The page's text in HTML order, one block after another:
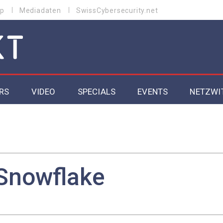
Mediadaten SwissCybersecurity.net
VIDEO SPECIALS
Cloud & Managed Services 2026
EVENTS